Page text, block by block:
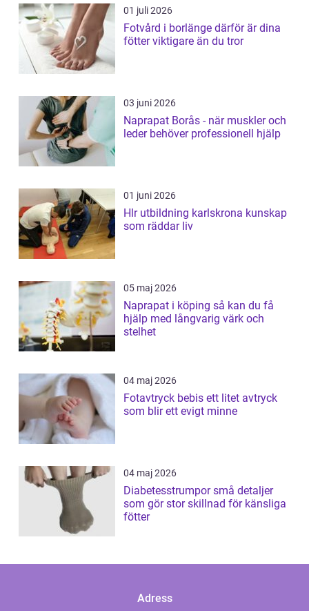
01 juli 2026
Fotvård i borlänge därför är dina
fötter viktigare än du tror
03 juni 2026
Naprapat Borås - när muskler och
leder behöver professionell hjälp
01 juni 2026
Hlr utbildning karlskrona kunskap
som räddar liv
05 maj 2026
Naprapat i köping så kan du få
hjälp med långvarig värk och
stelhet
04 maj 2026
Fotavtryck bebis ett litet avtryck
som blir ett evigt minne
04 maj 2026
Diabetesstrumpor små detaljer
som gör stor skillnad för känsliga
fötter
Adress